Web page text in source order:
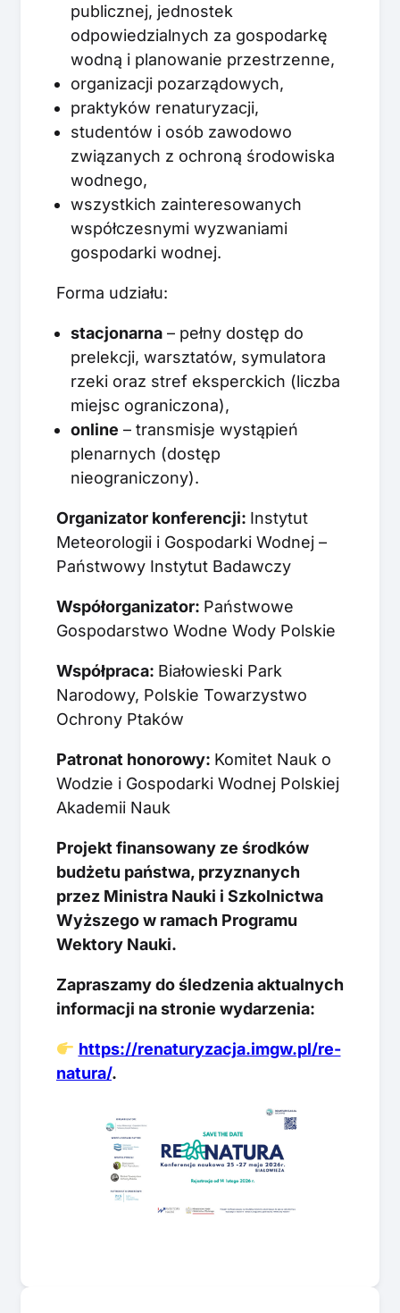
publicznej, jednostek
odpowiedzialnych za gospodarkę
wodną i planowanie przestrzenne,
organizacji pozarządowych,
praktyków renaturyzacji,
studentów i osób zawodowo
związanych z ochroną środowiska
wodnego,
wszystkich zainteresowanych
współczesnymi wyzwaniami
gospodarki wodnej.
Forma udziału:
stacjonarna – pełny dostęp do
prelekcji, warsztatów, symulatora
rzeki oraz stref eksperckich (liczba
miejsc ograniczona),
online – transmisje wystąpień
plenarnych (dostęp
nieograniczony).
Organizator konferencji: Instytut
Meteorologii i Gospodarki Wodnej –
Państwowy Instytut Badawczy
Współorganizator: Państwowe
Gospodarstwo Wodne Wody Polskie
Współpraca: Białowieski Park
Narodowy, Polskie Towarzystwo
Ochrony Ptaków
Patronat honorowy: Komitet Nauk o
Wodzie i Gospodarki Wodnej Polskiej
Akademii Nauk
Projekt finansowany ze środków
budżetu państwa, przyznanych
przez Ministra Nauki i Szkolnictwa
Wyższego w ramach Programu
Wektory Nauki.
Zapraszamy do śledzenia aktualnych
informacji na stronie wydarzenia:
https://renaturyzacja.imgw.pl/re-
natura/.